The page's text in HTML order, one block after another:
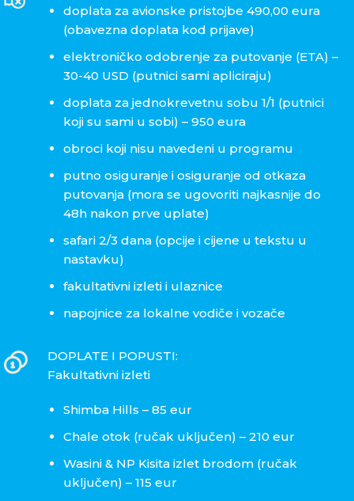
doplata za avionske pristojbe 490,00 eura
(obavezna doplata kod prijave)
elektroničko odobrenje za putovanje (ETA) –
30-40 USD (putnici sami apliciraju)
doplata za jednokrevetnu sobu 1/1 (putnici
koji su sami u sobi) – 950 eura
obroci koji nisu navedeni u programu
putno osiguranje i osiguranje od otkaza
putovanja (mora se ugovoriti najkasnije do
48h nakon prve uplate)
safari 2/3 dana (opcije i cijene u tekstu u
nastavku)
fakultativni izleti i ulaznice
napojnice za lokalne vodiče i vozače
DOPLATE I POPUSTI:
Fakultativni izleti
Shimba Hills – 85 eur
Chale otok (ručak uključen) – 210 eur
Wasini & NP Kisita izlet brodom (ručak
uključen) – 115 eur